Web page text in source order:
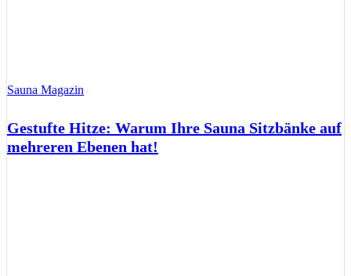
Sauna Magazin
Gestufte Hitze: Warum Ihre Sauna Sitzbänke auf
mehreren Ebenen hat!